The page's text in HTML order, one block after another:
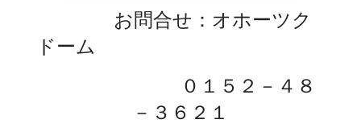
お問合せ：オホーツク
ドーム
０１５２－４８
－３６２１